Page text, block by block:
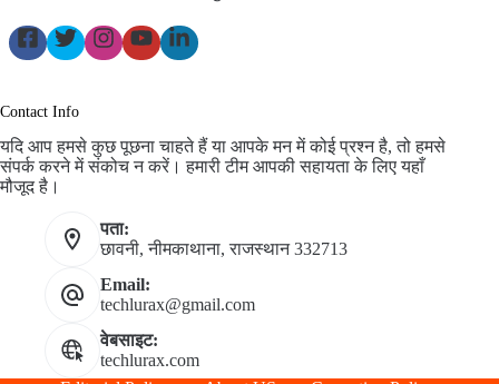
Contact Info
यदि आप हमसे कुछ पूछना चाहते हैं या आपके मन में कोई प्रश्न है, तो हमसे
संपर्क करने में संकोच न करें। हमारी टीम आपकी सहायता के लिए यहाँ
मौजूद है।
पता:
छावनी, नीमकाथाना, राजस्थान 332713
Email:
techlurax@gmail.com
वेबसाइट:
techlurax.com